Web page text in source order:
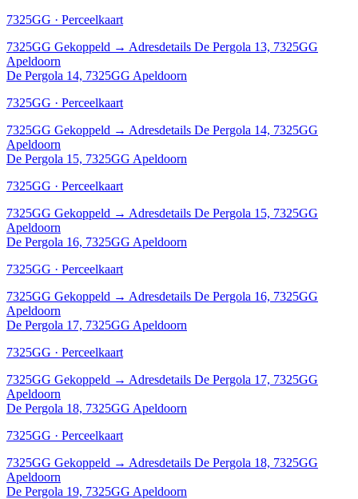
7325GG · Perceelkaart
7325GG Gekoppeld → Adresdetails De Pergola 13, 7325GG
Apeldoorn
De Pergola 14, 7325GG Apeldoorn
7325GG · Perceelkaart
7325GG Gekoppeld → Adresdetails De Pergola 14, 7325GG
Apeldoorn
De Pergola 15, 7325GG Apeldoorn
7325GG · Perceelkaart
7325GG Gekoppeld → Adresdetails De Pergola 15, 7325GG
Apeldoorn
De Pergola 16, 7325GG Apeldoorn
7325GG · Perceelkaart
7325GG Gekoppeld → Adresdetails De Pergola 16, 7325GG
Apeldoorn
De Pergola 17, 7325GG Apeldoorn
7325GG · Perceelkaart
7325GG Gekoppeld → Adresdetails De Pergola 17, 7325GG
Apeldoorn
De Pergola 18, 7325GG Apeldoorn
7325GG · Perceelkaart
7325GG Gekoppeld → Adresdetails De Pergola 18, 7325GG
Apeldoorn
De Pergola 19, 7325GG Apeldoorn